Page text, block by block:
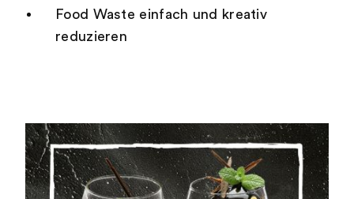
Food Waste einfach und kreativ
reduzieren